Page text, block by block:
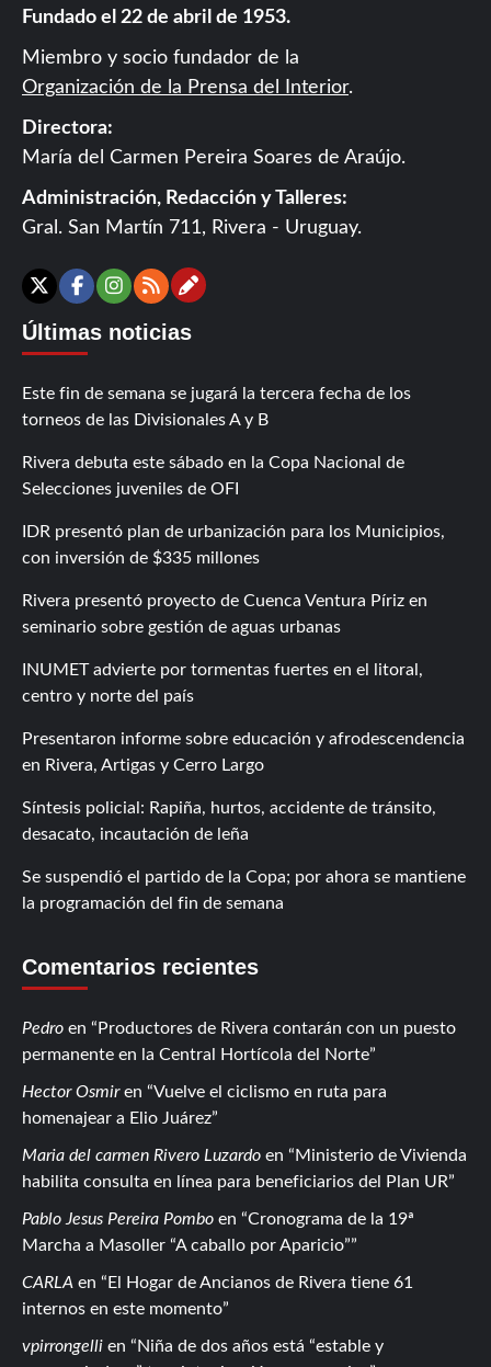
Fundado el 22 de abril de 1953.
Miembro y socio fundador de la
Organización de la Prensa del Interior.
Directora:
María del Carmen Pereira Soares de Araújo.
Administración, Redacción y Talleres:
Gral. San Martín 711, Rivera - Uruguay.
X Facebook
Instagram
RSSContáctanos
Últimas noticias
Este fin de semana se jugará la tercera fecha de los
torneos de las Divisionales A y B
Rivera debuta este sábado en la Copa Nacional de
Selecciones juveniles de OFI
IDR presentó plan de urbanización para los Municipios,
con inversión de $335 millones
Rivera presentó proyecto de Cuenca Ventura Píriz en
seminario sobre gestión de aguas urbanas
INUMET advierte por tormentas fuertes en el litoral,
centro y norte del país
Presentaron informe sobre educación y afrodescendencia
en Rivera, Artigas y Cerro Largo
Síntesis policial: Rapiña, hurtos, accidente de tránsito,
desacato, incautación de leña
Se suspendió el partido de la Copa; por ahora se mantiene
la programación del fin de semana
Comentarios recientes
Pedro en
Productores de Rivera contarán con un puesto
permanente en la Central Hortícola del Norte
Hector Osmiren
Vuelve el ciclismo en ruta para
homenajear a Elio Juárez
Maria del carmen Rivero Luzardo en
Ministerio de Vivienda
habilita consulta en línea para beneficiarios del Plan UR
Pablo Jesus Pereira Pombo en
Cronograma de la 19ª
Marcha a Masoller “A caballo por Aparicio”
CARLA en
El Hogar de Ancianos de Rivera tiene 61
internos en este momento
vpirrongelli en
Niña de dos años está “estable y